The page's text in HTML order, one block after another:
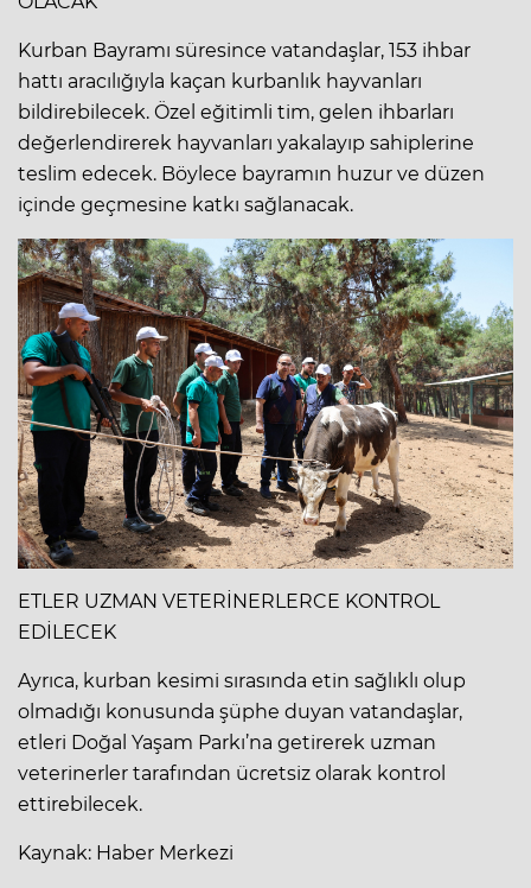
Kurban Bayramı süresince vatandaşlar, 153 ihbar
hattı aracılığıyla kaçan kurbanlık hayvanları
bildirebilecek. Özel eğitimli tim, gelen ihbarları
değerlendirerek hayvanları yakalayıp sahiplerine
teslim edecek. Böylece bayramın huzur ve düzen
içinde geçmesine katkı sağlanacak.
ETLER UZMAN VETERİNERLERCE KONTROL
EDİLECEK
Ayrıca, kurban kesimi sırasında etin sağlıklı olup
olmadığı konusunda şüphe duyan vatandaşlar,
etleri Doğal Yaşam Parkı’na getirerek uzman
veterinerler tarafından ücretsiz olarak kontrol
ettirebilecek.
Kaynak: Haber Merkezi